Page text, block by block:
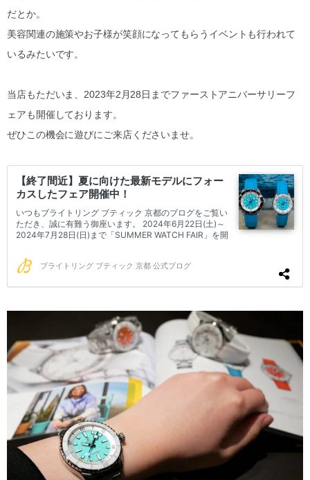
だとか。
美容関連の施策やお子様が笑顔になってもらうイベントも行われて
いるみたいです。
当店もただいま、2023年2月28日までファーストアニバーサリーフ
ェアも開催しております。
ぜひこの機会に遊びにご来店くださいませ。